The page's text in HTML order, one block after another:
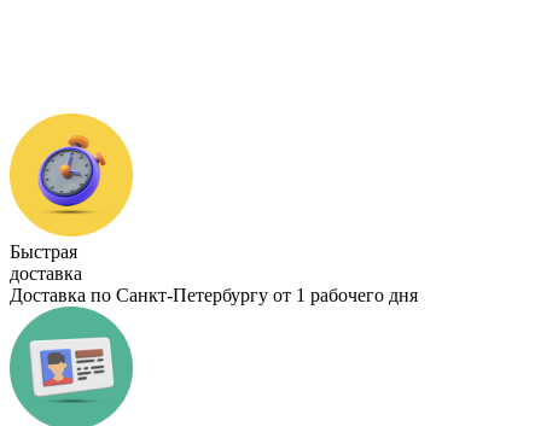
Быстрая
доставка
Доставка по Санкт-Петербургу от 1 рабочего дня